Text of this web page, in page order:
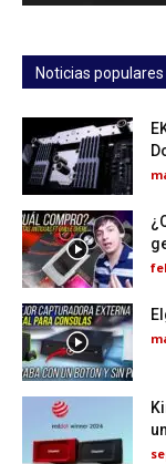
Noticias populares